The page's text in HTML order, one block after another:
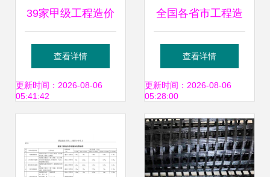
39家甲级工程造价
咨询企业资质延续
获准，行业标杆再
查看详情
更新时间：2026-08-06
05:41:42
全国各省市工程造
价咨询服务收费标
准汇总解读
查看详情
更新时间：2026-08-06
05:28:00